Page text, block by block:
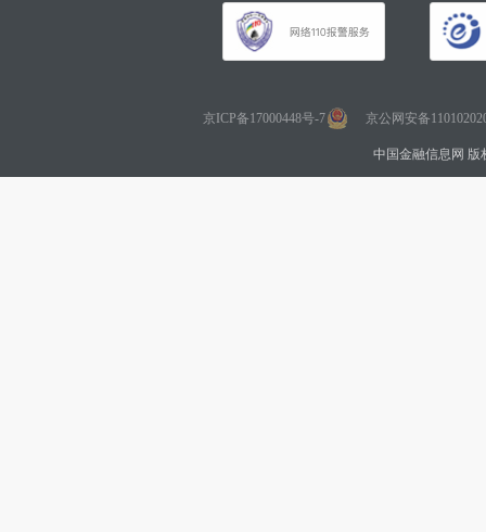
京ICP备17000448号-7 京公网安备
中国金融信息网 版